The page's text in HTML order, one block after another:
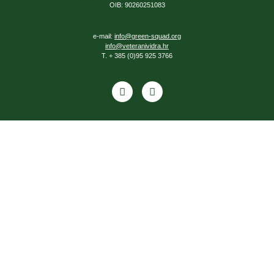
OIB: 90260251083
e-mail: info@green-squad.org
info@veteranividra.hr
T. + 385 (0)95 925 3766